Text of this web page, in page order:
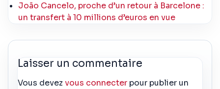
João Cancelo, proche d’un retour à Barcelone :
un transfert à 10 millions d’euros en vue
Laisser un commentaire
Vous devezvous connecter pour publier un